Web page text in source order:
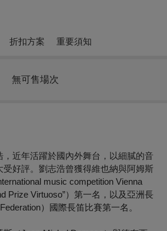
折扣方案 重要須知
無可售場次
近年活躍於國內外舞台，以細膩的音
好評。劉志浩曾獲得維也納與阿姆斯
music competition Vienna
Prize Virtuoso”）第一名，以及亞洲長
）國際長笛比賽第一名。